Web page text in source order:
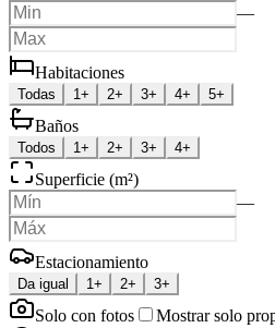
—
Habitaciones
Todas 1+ 2+ 3+ 4+ 5+
Baños
Todos 1+ 2+ 3+ 4+
Superficie (m²)
—
Estacionamiento
Da igual 1+ 2+ 3+
Solo con fotos
Mostrar solo